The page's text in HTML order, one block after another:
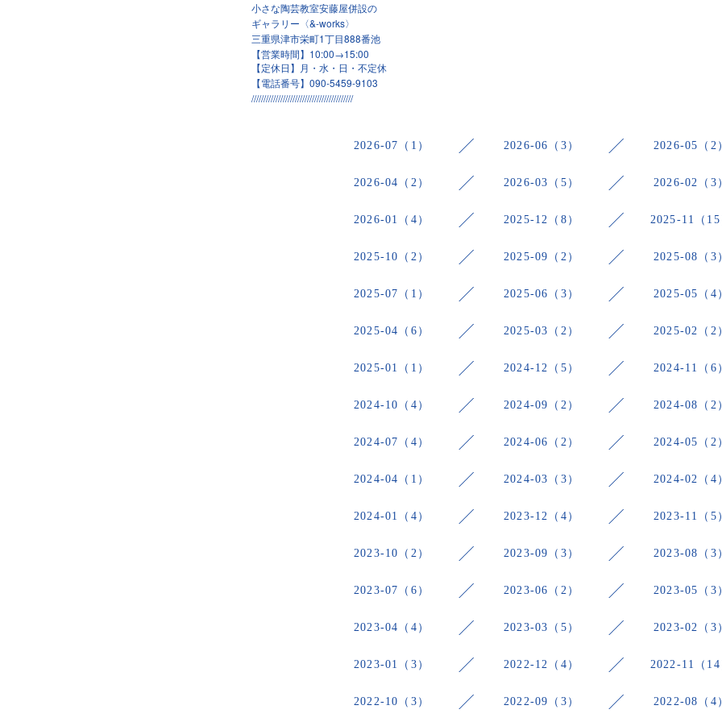
小さな陶芸教室安藤屋併設の
ギャラリー〈&-works〉
三重県津市栄町1丁目 888番池
【営業時間】 10:00→15:00
【定休日】月・水・日・不定休
【電話番号】 090-5459-9103
//////////////////////////////////////////
2026-07（1） 2026-06（3） 2026-05（2
2026-04（2） 2026-03（5） 2026-02（3
2026-01（4） 2025-12（8） 2025-11（15
2025-10（2） 2025-09（2） 2025-08（3
2025-07（1） 2025-06（3） 2025-05（4
2025-04（6） 2025-03（2） 2025-02（2
2025-01（1） 2024-12（5） 2024-11（6
2024-10（4） 2024-09（2） 2024-08（2
2024-07（4） 2024-06（2） 2024-05（2
2024-04（1） 2024-03（3） 2024-02（4
2024-01（4） 2023-12（4） 2023-11（5
2023-10（2） 2023-09（3） 2023-08（3
2023-07（6） 2023-06（2） 2023-05（3
2023-04（4） 2023-03（5） 2023-02（3
2023-01（3） 2022-12（4） 2022-11（14
2022-10（3） 2022-09（3） 2022-08（4